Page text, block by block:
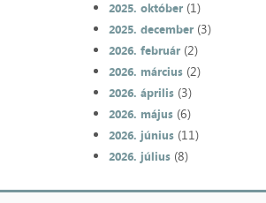
2025. október(1)
2025. december(3)
2026. február(2)
2026. március(2)
2026. április(3)
2026. május(6)
2026. június(11)
2026. július(8)